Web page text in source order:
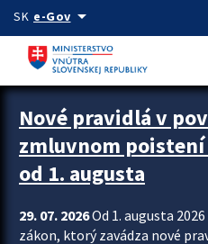
Preskocit na hlavný obsah
SK e-Govarrow_drop_down
Zastavit automatický posun upútavok
Nové pravidlá v
zmluvnom
od 1. augusta
29. 07. 2026Od 1. augusta
zákon, ktorý zavádza nové